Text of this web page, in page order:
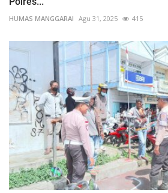
HUMAS MANGGARAI Agu 31, 2025 415